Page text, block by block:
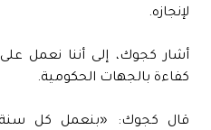
لإنجازه.
أشار كجوك، إلى أننا نعمل
كفاءة بالجهات الحكومية.